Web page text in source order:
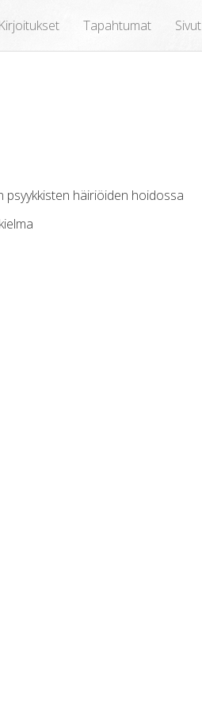
Kirjoitukset Tapahtumat Sivut
psyykkisten häiriöiden hoidossa